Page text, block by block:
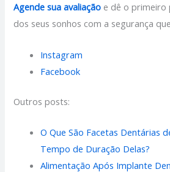
Agende sua avaliação e dê o primeiro
dos seus sonhos com a segurança
Instagram
Facebook
Outros posts:
O Que São Facetas Dentárias
Tempo de Duração Delas?
Alimentação Após Implante